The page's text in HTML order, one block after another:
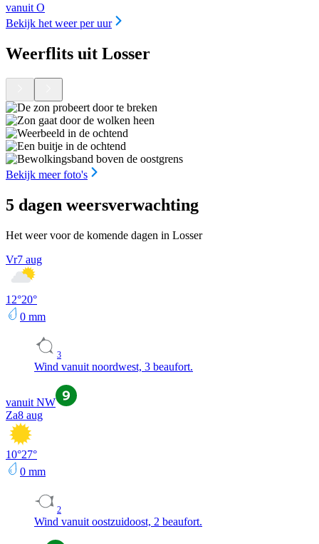
vanuit O
Bekijk het weer per uur
Weerflits uit Losser
Bekijk meer foto's
5 dagen weersverwachting
Het weer voor de komende dagen in Losser
Vr7 aug
12°20°
0 mm
3
Wind vanuit noordwest, 3 beaufort.
vanuit NW
Za8 aug
10°27°
0 mm
2
Wind vanuit oostzuidoost, 2 beaufort.